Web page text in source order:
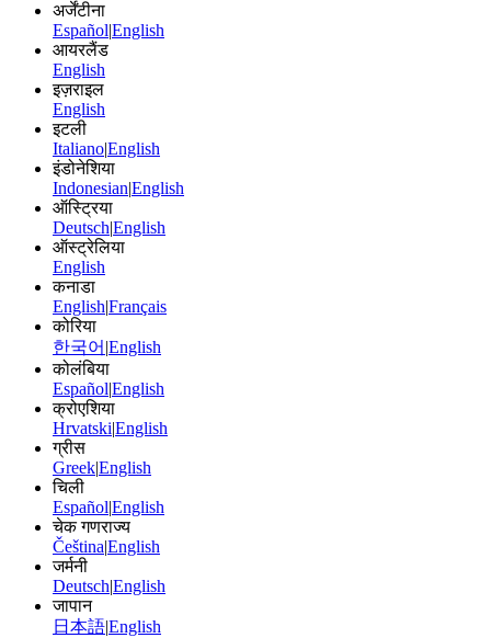
अर्जेंटीना
Español|English
आयरलैंड
English
इज़राइल
English
इटली
Italiano|English
इंडोनेशिया
Indonesian|English
ऑस्ट्रिया
Deutsch|English
ऑस्ट्रेलिया
English
कनाडा
English|Français
कोरिया
한국어 |English
कोलंबिया
Español|English
क्रोएशिया
Hrvatski|English
ग्रीस
Greek|English
चिली
Español|English
चेक गणराज्य
Čeština|English
जर्मनी
Deutsch|English
जापान
日本語|English